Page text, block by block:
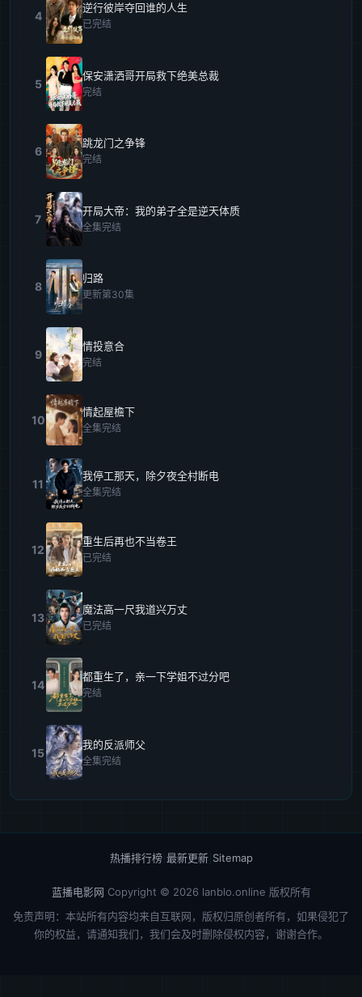
4
逆行彼岸夺回谁的人生
已完结
5
保安潇洒哥开局救下绝美总裁
完结
6
跳龙门之争锋
完结
7
开局大帝：我的弟子全是逆天体质
全集完结
8
归路
更新第30集
9
情投意合
完结
10
情起屋檐下
全集完结
11
我停工那天，除夕夜全村断电
全集完结
12
重生后再也不当卷王
已完结
13
魔法高一尺我道兴万丈
已完结
14
都重生了，亲一下学姐不过分吧
完结
15
我的反派师父
全集完结
热播排行榜| 最新更新| Sitemap
蓝播电影网 Copyright © 2026 lanblo.online 版权所有
免责声明：本站所有内容均来自互联网，版权归原创者所有，如果侵犯了
你的权益，请通知我们，我们会及时删除侵权内容，谢谢合作。